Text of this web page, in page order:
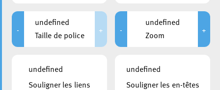
-
undefined
Taille de police
+ -
undefined
Zoom
+
undefined
Souligner les liens
undefined
Souligner les en-têtes